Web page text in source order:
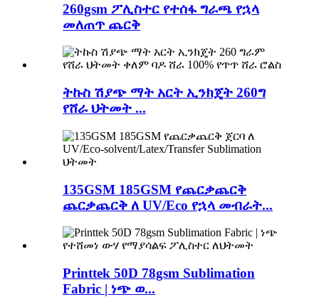
260gsm ፖሊስተር የተሰፋ ግራጫ የኋላ
መለጠጥ ጨርቅ
ትኩስ ሽያጭ ማት አርት ኢንክጄት 260ግ
የሸራ ህትመት ...
135GSM 185GSM የጨርቃጨርቅ
ጨርቃጨርቅ ለ UV/Eco የኋላ መብራት...
Printtek 50D 78gsm Sublimation
Fabric | ነጭ ወ...